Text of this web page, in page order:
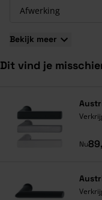
Afwerking
Bekijk meer
Dit vind je
Nu